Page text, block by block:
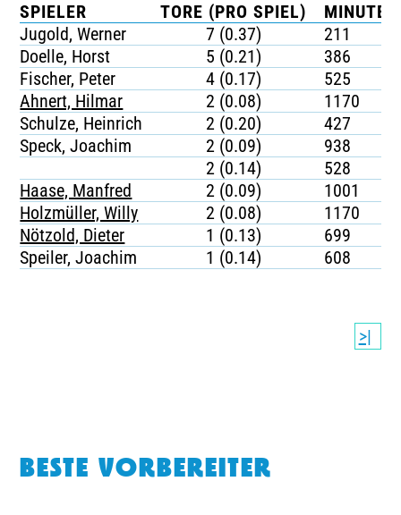
SPIELER TORE (PRO SPIEL)
Jugold, Werner
7 (0.37)
211
Doelle, Horst
5 (0.21)
386
Fischer, Peter
4 (0.17)
525
Ahnert, Hilmar
2 (0.08)
1170
Schulze, Heinrich
2 (0.20)
427
Speck, Joachim
2 (0.09)
938
2 (0.14)
528
Haase, Manfred
2 (0.09)
1001
Holzmüller, Willy
2 (0.08)
1170
Nötzold, Dieter
1 (0.13)
699
Speiler, Joachim
1 (0.14) 608
>|
BESTE VORBEREITER